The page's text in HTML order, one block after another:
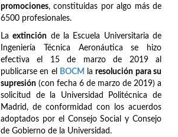
promociones, constituidas por algo más de
6500 profesionales.
Laextinción de la Escuela Universitaria de
Ingeniería Técnica Aeronáutica se hizo
efectiva el 15 de marzo de 2019 al
publicarse en el
BOCM laresolución para su
supresión (con fecha 6 de marzo de 2019) a
solicitud de la Universidad Politécnica de
Madrid, de conformidad con los acuerdos
adoptados por el Consejo Social y Consejo
de Gobierno de la Universidad.